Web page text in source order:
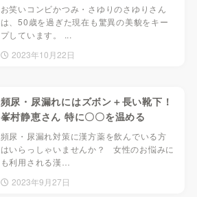
お笑いコンビかつみ・さゆりのさゆりさん
は、50歳を過ぎた現在も驚異の美貌をキー
プしています。 ...
2023年10月22日
頻尿・尿漏れにはズボン＋長い靴下！
峯村静恵さん 特に〇〇を温める
頻尿・尿漏れ対策に漢方薬を飲んでいる方
はいらっしゃいませんか？ 女性のお悩みに
も利用される漢…
2023年9月27日